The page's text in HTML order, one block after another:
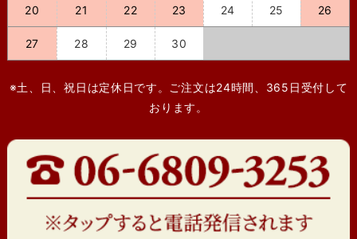
20 21 22 23 24 25 26
27 28 29 30
※土、日、祝日は定休日です。ご注文は24時間、365日受付して
おります。